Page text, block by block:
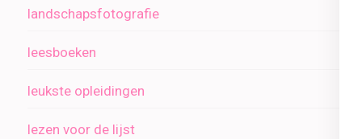
landschapsfotografie
leesboeken
leukste opleidingen
lezen voor de lijst